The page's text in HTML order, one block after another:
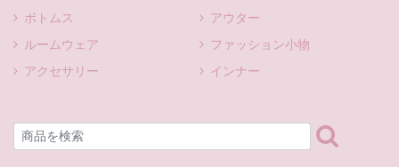
ボトムス
アウター
ルームウェア
ファッション小物
アクセサリー
インナー